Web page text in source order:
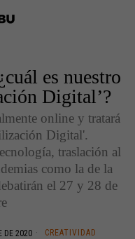
es nuestro
Digital’?
online y tratará
Digital'.
traslación al
como la de la
el 27 y 28 de
DE 2020
CREATIVIDAD